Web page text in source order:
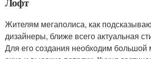
Жителям мегаполиса, как
дизайнеры, ближе всего актуальная
Для его создания необходим